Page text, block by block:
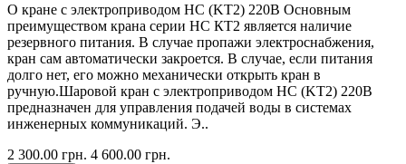
О кране с электроприводом HC (KT2) 220В Основным
преимуществом крана серии НС КТ2 является наличие
резервного питания. В случае пропажи электроснабжения,
кран сам автоматически закроется. В случае, если питания
долго нет, его можно механически открыть кран в
ручную.Шаровой кран с электроприводом HC (KT2) 220В
предназначен для управления подачей воды в системах
инженерных коммуникаций. Э..
2 300.00 грн. 4 600.00 грн.